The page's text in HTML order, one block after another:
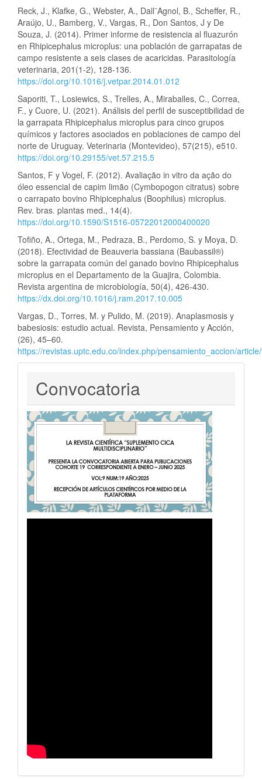
Reck, J., Klafke, G., Webster, A., Dall¨Agnol, B., Scheffer, R.,
Araújo, U., Bamberg, V., Vargas, R., Don Santos, J y De
Souza, J. (2014). Primer informe de resistencia al fluazurón
en Rhipicephalus microplus: una población de garrapatas de
campo resistente a seis clases de acaricidas. Parasitología
veterinaria, 201(1-2), 128-136.
https://doi.org/10.1016/j.vetpar.2014.01.012
Saporiti, T., Losiewics, S., Trelles, A., Miraballes, C., Correa,
F., y Cuore, U. (2021). Análisis del perfil de susceptibilidad de
la garrapata Rhipicephalus microplus para cinco grupos
químicos y factores asociados en poblaciones de campo del
norte de Uruguay. Veterinaria (Montevideo), 57(215), e510.
https://doi.org/10.29155/vet.57.215.5
Santos, F y Vogel, F. (2012). Avaliação in vitro da ação do
óleo essencial de capim limão (Cymbopogon citratus) sobre
o carrapato bovino Rhipicephalus (Boophilus) microplus.
Rev. bras. plantas med., 14(4).
https://doi.org/10.1590/S1516-05722012000400020
Tofiño, A., Ortega, M., Pedraza, B., Perdomo, S. y Moya, D.
(2018). Efectividad de Beauveria bassiana (Baubassil®)
sobre la garrapata común del ganado bovino Rhipicephalus
microplus en el Departamento de la Guajira, Colombia.
Revista argentina de microbiología, 50(4), 426-430.
https://dx.doi.org/10.1016/j.ram.2017.10.005
Vargas, D., Torres, M. y Pulido, M. (2019). Anaplasmosis y
babesiosis: estudio actual. Revista, Pensamiento y Acción,
(26), 45–60.
https://revistas.uptc.edu.co/index.php/pensamiento_accion/
Convocatoria
Convocatoria